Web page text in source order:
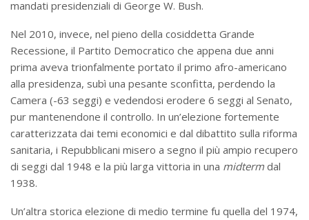
mandati presidenziali di George W. Bush.
Nel 2010, invece, nel pieno della cosiddetta Grande
Recessione, il Partito Democratico che appena due anni
prima aveva trionfalmente portato il primo afro-americano
alla presidenza, subì una pesante sconfitta, perdendo la
Camera (-63 seggi) e vedendosi erodere 6 seggi al Senato,
pur mantenendone il controllo. In un’elezione fortemente
caratterizzata dai temi economici e dal dibattito sulla riforma
sanitaria, i Repubblicani misero a segno il più ampio recupero
di seggi dal 1948 e la più larga vittoria in una midterm dal
1938.
Un’altra storica elezione di medio termine fu quella del 1974,